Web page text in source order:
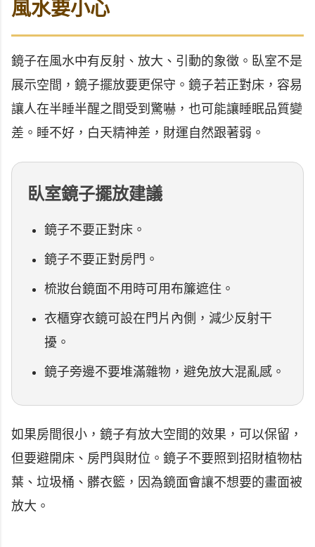
風水要小心
鏡子在風水中有反射、放大、引動的象徵。臥室不是
展示空間，鏡子擺放要更保守。鏡子若正對床，容易
讓人在半睡半醒之間受到驚嚇，也可能讓睡眠品質變
差。睡不好，白天精神差，財運自然跟著弱。
臥室鏡子擺放建議
鏡子不要正對床。
鏡子不要正對房門。
梳妝台鏡面不用時可用布簾遮住。
衣櫃穿衣鏡可設在門片內側，減少反射干
擾。
鏡子旁邊不要堆滿雜物，避免放大混亂感。
如果房間很小，鏡子有放大空間的效果，可以保留，
但要避開床、房門與財位。鏡子不要照到招財植物枯
葉、垃圾桶、髒衣籃，因為鏡面會讓不想要的畫面被
放大。